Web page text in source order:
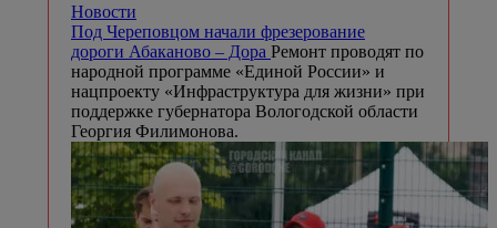
Новости
Под Череповцом начали фрезерование
дороги Абаканово – Дора Ремонт проводят по
народной программе «Единой России» и
нацпроекту «Инфраструктура для жизни» при
поддержке губернатора Вологодской области
Георгия Филимонова.